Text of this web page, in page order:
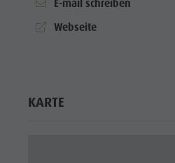
E-mail schreiben
aria.website:
Webseite
KARTE